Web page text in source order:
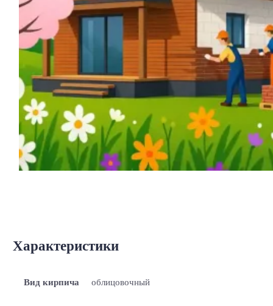
Характеристики
Вид кирпича облицовочный